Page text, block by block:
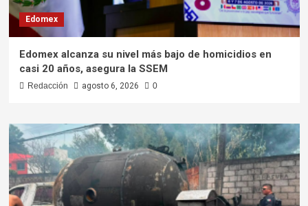
Edomex
Edomex alcanza su nivel más bajo de homicidios en
casi 20 años, asegura la SSEM
Redacción agosto 6, 2026 0